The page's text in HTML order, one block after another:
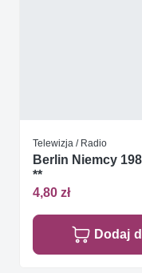
Telewizja / Radio
Berlin Niemcy
**
4,80 zł
Dodaj